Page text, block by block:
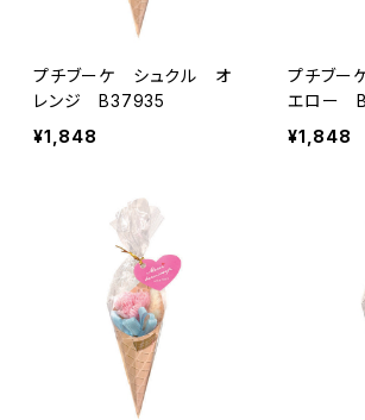
プチブーケ シュクル オ
レンジ B37935
¥1,848
プチブ
エロー
¥1,848